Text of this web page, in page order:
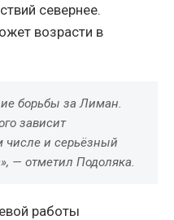
севернее.
возрасти в
борьбы за Лиман.
зависит
числе и серьёзный
— отметил Подоляка.
работы